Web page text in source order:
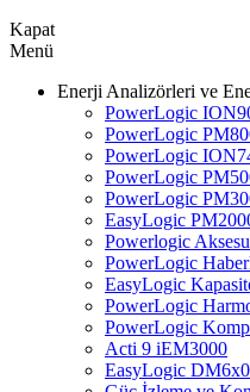
Kapat
Menü
Enerji Analizörleri ve
PowerLogic
PowerLogic
PowerLogic
PowerLogic
PowerLogic
EasyLogic
Powerlogic
PowerLogic
EasyLogic
PowerLogic
PowerLogic
Acti 9 iEM3000
EasyLogic